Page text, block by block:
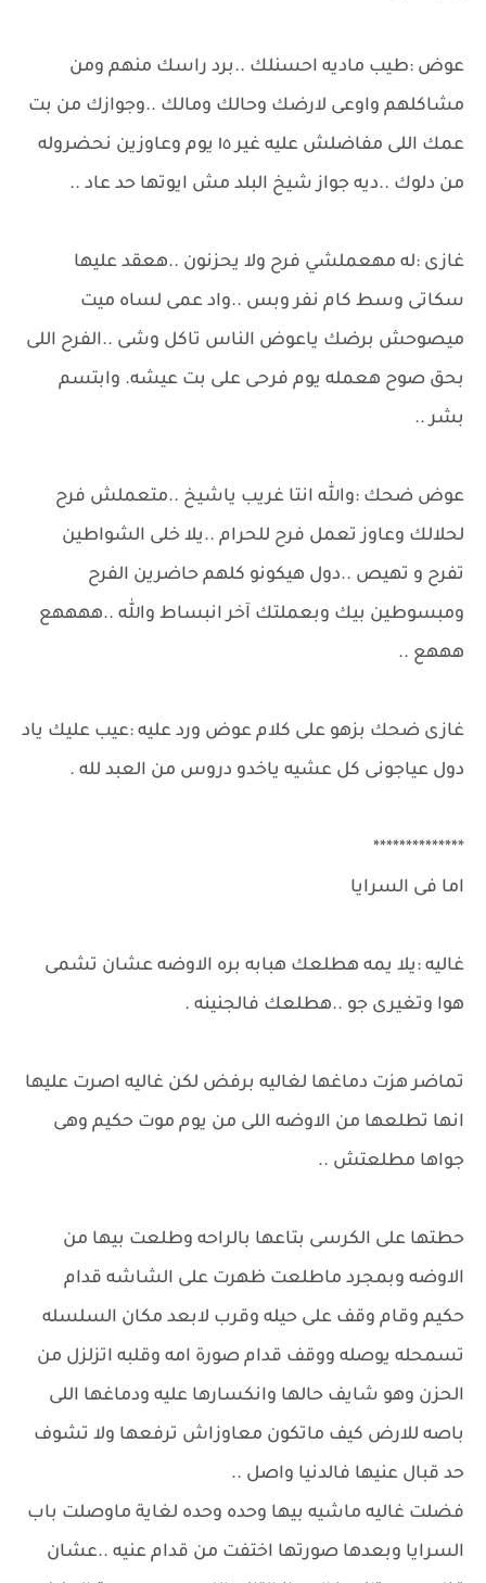
عوض :طيب ماديه احسنلك ..برد راسك منهم ومن
مشاكلهم واوعى لارضك وحالك ومالك ..وجوازك من بت
عمك اللى مفاضلش عليه غير ١٥ يوم وعاوزين نحضروله
من دلوك ..ديه جواز شيخ البلد مش ايوتها حد عاد ..
غازى :له مهعملشي فرح ولا يحزنون ..هعقد عليها
سكاتى وسط كام نفر وبس ..واد عمى لساه ميت
ميصوحش برضك ياعوض الناس تاكل وشى ..الفرح اللى
بحق صوح هعمله يوم فرحى على بت عيشه. وابتسم
بشر ..
عوض ضحك :والله انتا غريب ياشيخ ..متعملش فرح
لحلالك وعاوز تعمل فرح للحرام ..يلا خلى الشواطين
تفرح و تهيص ..دول هيكونو كلهم حاضرين الفرح
ومبسوطين بيك وبعملتك آخر انبساط والله ..ههههع
هههع ..
غازى ضحك بزهو على كلام عوض ورد عليه :عيب عليك ياد
دول عياجونى كل عشيه ياخدو دروس من العبد لله .
**************
اما فى السرايا
غاليه :يلا يمه هطلعك هبابه بره الاوضه عشان تشمى
هوا وتغيرى جو ..هطلعك فالجنينه .
تماضر هزت دماغها لغاليه برفض لكن غاليه اصرت عليها
انها تطلعها من الاوضه اللى من يوم موت حكيم وهى
جواها مطلعتش ..
حطتها على الكرسى بتاعها بالراحه وطلعت بيها من
الاوضه وبمجرد ماطلعت ظهرت على الشاشه قدام
حكيم وقام وقف على حيله وقرب لابعد مكان السلسله
تسمحله يوصله ووقف قدام صورة امه وقلبه اتزلزل من
الحزن وهو شايف حالها وانكسارها عليه ودماغها اللى
باصه للارض كيف ماتكون معاوزاش ترفعها ولا تشوف
حد قبال عنيها فالدنيا واصل ..
فضلت غاليه ماشيه بيها وحده وحده لغاية ماوصلت باب
السرايا وبعدها صورتها اختفت من قدام عنيه ..عشان